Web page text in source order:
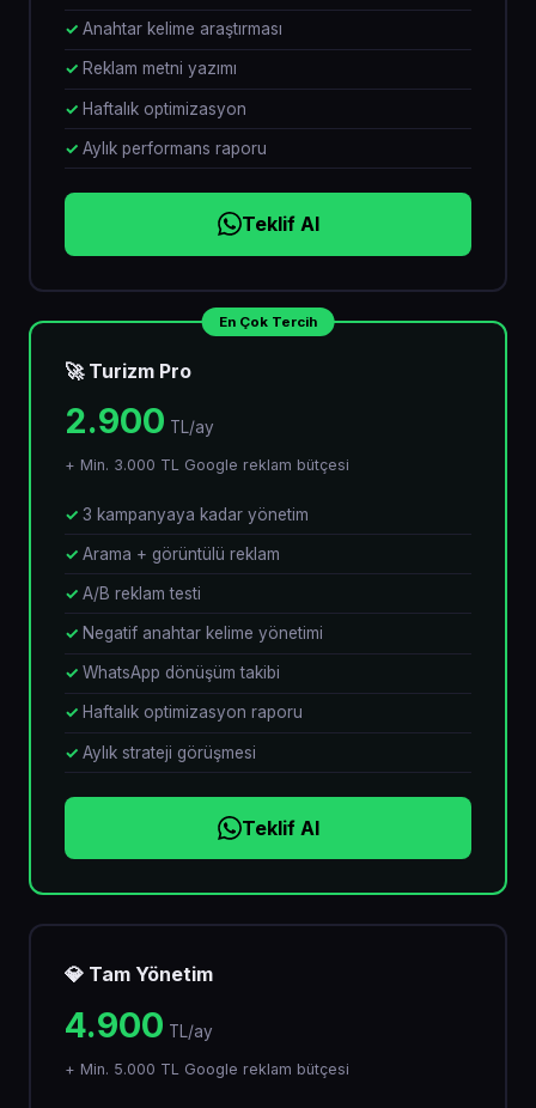
Anahtar kelime araştırması
Reklam metni yazımı
Haftalık optimizasyon
Aylık performans raporu
Teklif Al
En Çok Tercih
🚀 Turizm Pro
2.900 TL/ay
+ Min. 3.000 TL Google reklam bütçesi
3 kampanyaya kadar yönetim
Arama + görüntülü reklam
A/B reklam testi
Negatif anahtar kelime yönetimi
WhatsApp dönüşüm takibi
Haftalık optimizasyon raporu
Aylık strateji görüşmesi
Teklif Al
💎 Tam Yönetim
4.900 TL/ay
+ Min. 5.000 TL Google reklam bütçesi